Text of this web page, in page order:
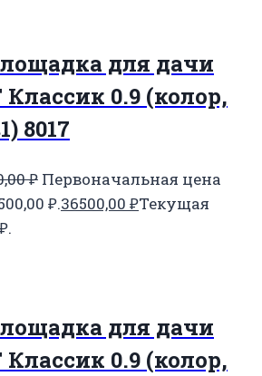
для дачи
0.9 (колор,
8017
₽ Первоначальная цена
₽.36500,00 ₽Текущая
для дачи
0.9 (колор,